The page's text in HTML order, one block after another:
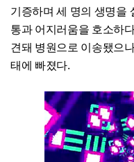
기증하며 세 명의 생명을
통과 어지러움을 호소하
견돼 병원으로 이송됐으
태에 빠졌다.